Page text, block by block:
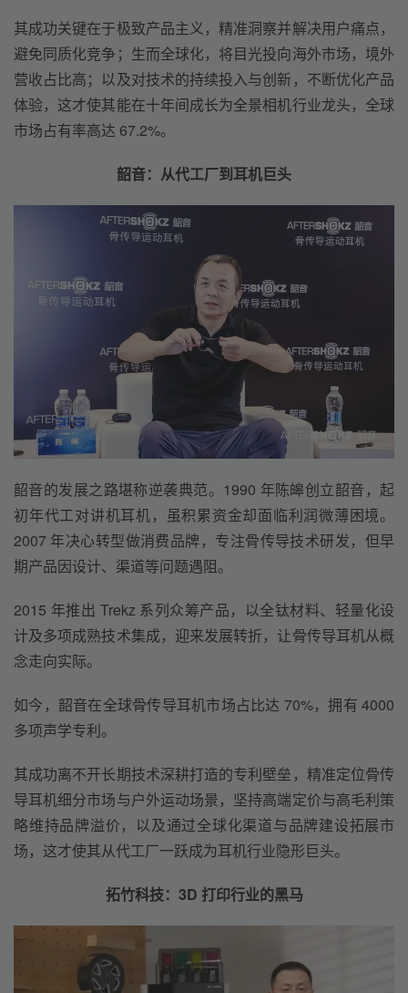
其成功关键在于极致产品主义，精准洞察并解决用户痛点，
避免同质化竞争；生而全球化，将目光投向海外市场，境外
营收占比高；以及对技术的持续投入与创新，不断优化产品
体验，这才使其能在十年间成长为全景相机行业龙头，全球
市场占有率高达 67.2%。
韶音：从代工厂到耳机巨头
韶音的发展之路堪称逆袭典范。1990 年陈皞创立韶音，起
初年代工对讲机耳机，虽积累资金却面临利润微薄困境。
2007 年决心转型做消费品牌，专注骨传导技术研发，但早
期产品因设计、渠道等问题遇阻。
2015 年推出 Trekz 系列众筹产品，以全钛材料、轻量化设
计及多项成熟技术集成，迎来发展转折，让骨传导耳机从概
念走向实际。
如今，韶音在全球骨传导耳机市场占比达 70%，拥有 4000
多项声学专利。
其成功离不开长期技术深耕打造的专利壁垒，精准定位骨传
导耳机细分市场与户外运动场景，坚持高端定价与高毛利策
略维持品牌溢价，以及通过全球化渠道与品牌建设拓展市
场，这才使其从代工厂一跃成为耳机行业隐形巨头。
拓竹科技：3D 打印行业的黑马